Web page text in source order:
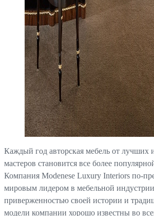
Каждый год авторская мебель от лучших
мастеров становится все более
Компания Modenese Luxury Interiors по-
мировым лидером в мебельной
приверженностью своей истории и
модели компании хорошо известны во